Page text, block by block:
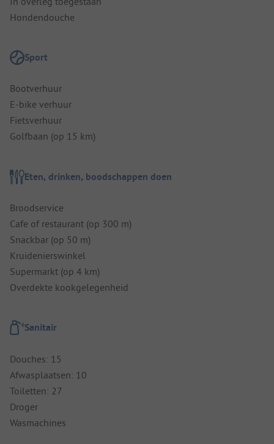
Hondendouche
Sport
Bootverhuur
E-bike verhuur
Fietsverhuur
Golfbaan (op 15 km)
Eten, drinken, boodschappen doen
Broodservice
Cafe of restaurant (op 300 m)
Snackbar (op 50 m)
Kruidenierswinkel
Supermarkt (op 4 km)
Overdekte kookgelegenheid
Sanitair
Douches: 15
Afwasplaatsen: 10
Toiletten: 27
Droger
Wasmachines